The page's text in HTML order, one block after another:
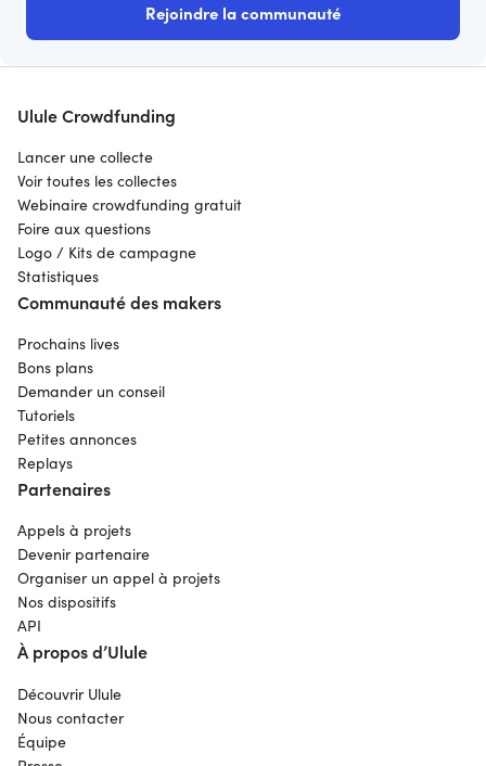
Rejoindre la communauté
Ulule Crowdfunding
Lancer une collecte
Voir toutes les collectes
Webinaire crowdfunding gratuit
Foire aux questions
Logo / Kits de campagne
Statistiques
Communauté des makers
Prochains lives
Bons plans
Demander un conseil
Tutoriels
Petites annonces
Replays
Partenaires
Appels à projets
Devenir partenaire
Organiser un appel à projets
Nos dispositifs
API
À propos d’Ulule
Découvrir Ulule
Nous contacter
Équipe